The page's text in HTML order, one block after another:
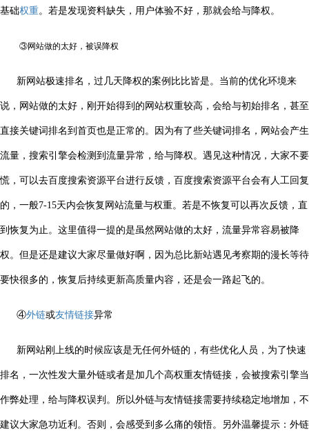
基础权重。若是发现资料缺失，用户体验不好，那就会给与降权。
③网站做的太好，被误降权
新网站极速排名，过几天降权的案例比比皆是。当前的优化环境来
说，网站做的太好，刚开始得到的网站权重较高，会给与初始排名，甚至
直接关键词排名到首页也是正常的。因为有了些关键词排名，网站会产生
流量，搜索引擎会检测到流量异常，给与降权。遇见这种情况，大家不要
慌，可以去百度搜索资源平台进行反馈，百度搜索资源平台会有人工回复
的，一般7-15天内会恢复网站流量与权重。若是不恢复可以再次反馈，直
到恢复为止。这里值得一提的是虽然网站做的太好，流量异常容易被降
权。但是还是建议大家尽量做好啊，因为总比新站遇见考察期的漫长等待
要快很多的，恢复后持续更新高质量内容，还是会一路起飞的。
④外链或友情链接异常
新网站刚上线的时候应该是无任何外链的，有些优化人员，为了快速
排名，一次性发大量外链或者是加几个高权重友情链接，会被搜索引擎当
作弊处理，给与降权误判。所以外链与友情链接需要持续稳定地增加，不
建议大家急功近利。否则，会感受到多么痛的领悟。另外温馨提示：外链